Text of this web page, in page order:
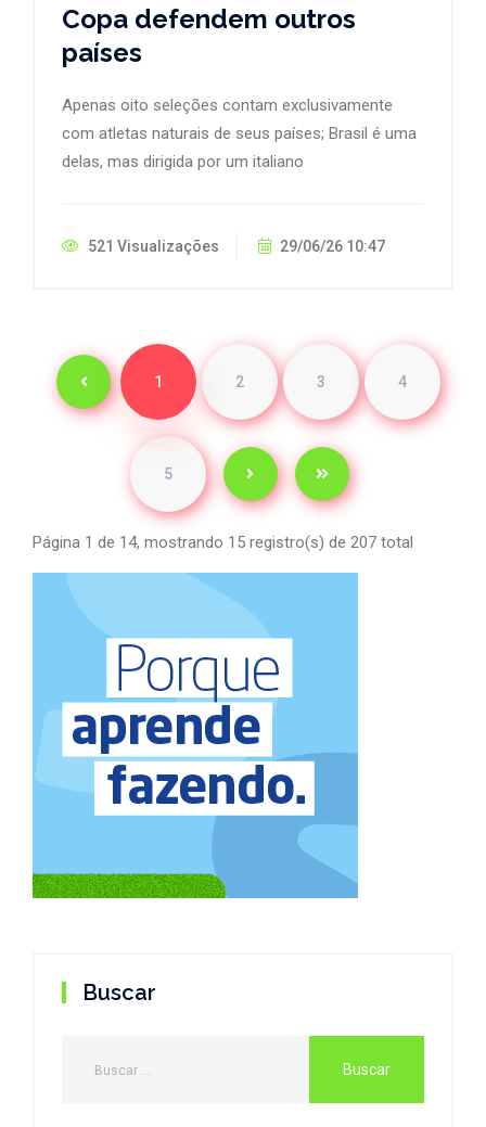
Copa defendem outros
países
Apenas oito seleções contam exclusivamente
com atletas naturais de seus países; Brasil é uma
delas, mas dirigida por um italiano
521 Visualizações 29/06/26 10:47
1 2 3 4
5
Página 1 de 14, mostrando 15 registro(s) de 207 total
Buscar